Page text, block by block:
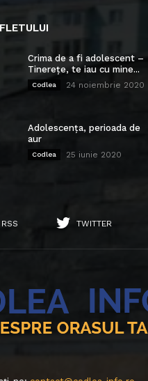
Crima de a fi adolescent –
Tinerețe, te iau cu mine...
Codlea 24 noiembrie 2020
Adolescența, perioada de
aur
Codlea 25 iunie 2020
RSS TWITTER